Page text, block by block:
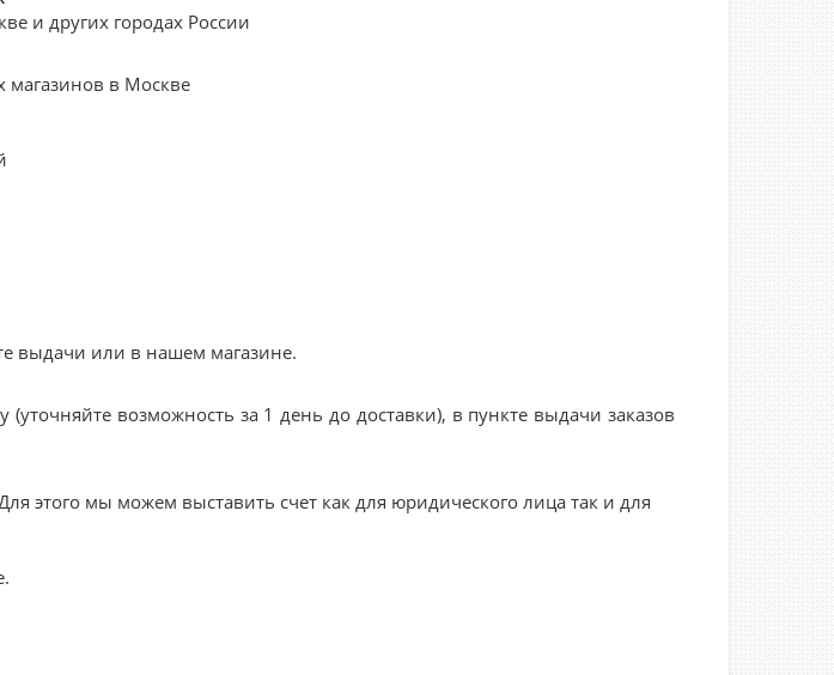
и других городах России
магазинов в Москве
выдачи или в нашем магазине.
возможность за 1 день до доставки), в пункте выдачи заказов
этого мы можем выставить счет как для юридического лица так и для